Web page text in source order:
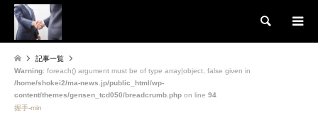
検索
記事一覧
Warning: foreach() argument must be of type array|object, false given in
/home/shokei2/ma-news.jp/public_html/wp-
content/themes/gensen_tcd050/breadcrumb.php on line 94
握手-min